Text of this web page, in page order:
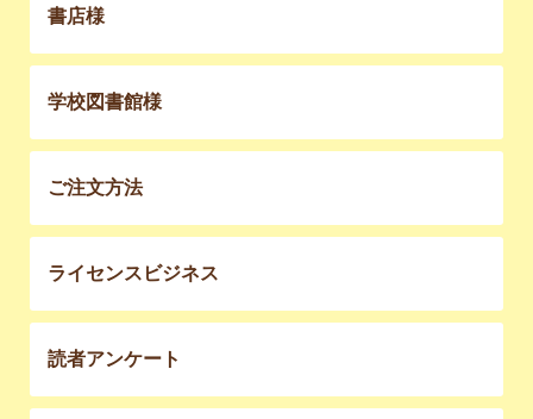
書店様
学校図書館様
ご注文方法
ライセンスビジネス
読者アンケート